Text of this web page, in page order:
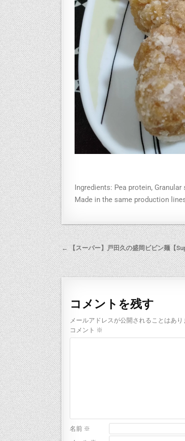
Ingredients: Pea protein,
Made in the same production
← 【スーパー】戸田久の盛岡ビビン麺【
コメントを残す
メールアドレスが公開されることはあり
コメント ※
名前 ※